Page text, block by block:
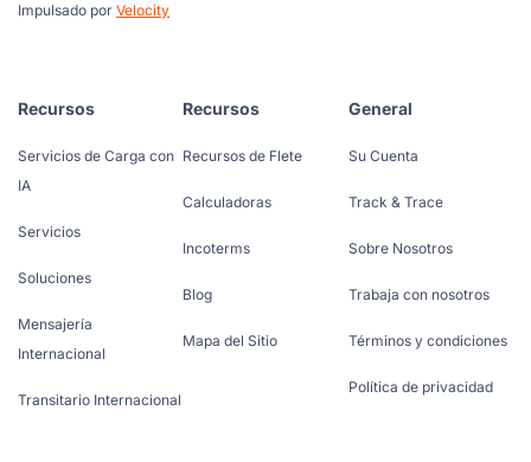
Impulsado por Velocity
Recursos
Servicios de Carga con
IA
Servicios
Soluciones
Mensajería
Internacional
Transitario Internacional
Recursos
Recursos de Flete
Calculadoras
Incoterms
Blog
Mapa del Sitio
General
Su Cuenta
Track & Trace
Sobre Nosotros
Trabaja con nosotros
Términos y condiciones
Política de privacidad